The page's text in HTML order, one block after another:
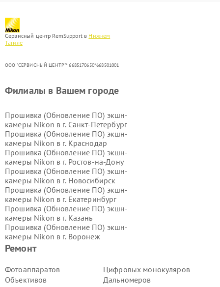
Сервисный центр RemSupport в Нижнем
Тагиле
ООО "СЕРВИСНЫЙ ЦЕНТР"* 6685170650*668501001
Ремонт
Фотоаппаратов
Объективов
Цифровых монокуляров
Дальномеров
Филиалы в Вашем городе
Прошивка (Обновление ПО) экшн-
камеры Nikon в г. Санкт-Петербург
Прошивка (Обновление ПО) экшн-
камеры Nikon в г. Краснодар
Прошивка (Обновление ПО) экшн-
камеры Nikon в г. Ростов-на-Дону
Прошивка (Обновление ПО) экшн-
камеры Nikon в г. Новосибирск
Прошивка (Обновление ПО) экшн-
камеры Nikon в г. Екатеринбург
Прошивка (Обновление ПО) экшн-
камеры Nikon в г. Казань
Прошивка (Обновление ПО) экшн-
камеры Nikon в г. Воронеж
Прошивка (Обновление ПО) экшн-
Прошивка (Обновление ПО) экшн-
камеры Nikon в г.
Прошивка (Обновление ПО) экшн-